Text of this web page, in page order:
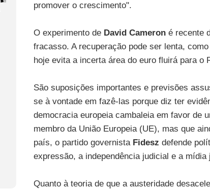
promover o crescimento".
O experimento de David Cameroné recente
fracasso. A recuperação pode ser lenta,
hoje evita a incerta área do euro fluirá para o
São suposições importantes e previsões
se à vontade em fazê-las porque diz ter
democracia europeia cambaleia em favor de
membro da União Europeia (UE), mas que
país, o partido governista Fidesz defende
expressão, a independência judicial e a mídia
Quanto à teoria de que a austeridade